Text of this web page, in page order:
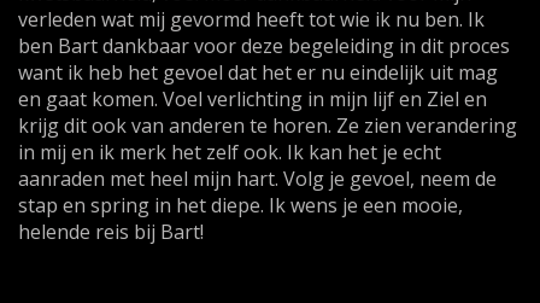
verleden wat mij gevormd heeft tot wie ik nu ben. Ik
ben Bart dankbaar voor deze begeleiding in dit proces
want ik heb het gevoel dat het er nu eindelijk uit mag
en gaat komen. Voel verlichting in mijn lijf en Ziel en
krijg dit ook van anderen te horen. Ze zien verandering
in mij en ik merk het zelf ook. Ik kan het je echt
aanraden met heel mijn hart. Volg je gevoel, neem de
stap en spring in het diepe. Ik wens je een mooie,
helende reis bij Bart!